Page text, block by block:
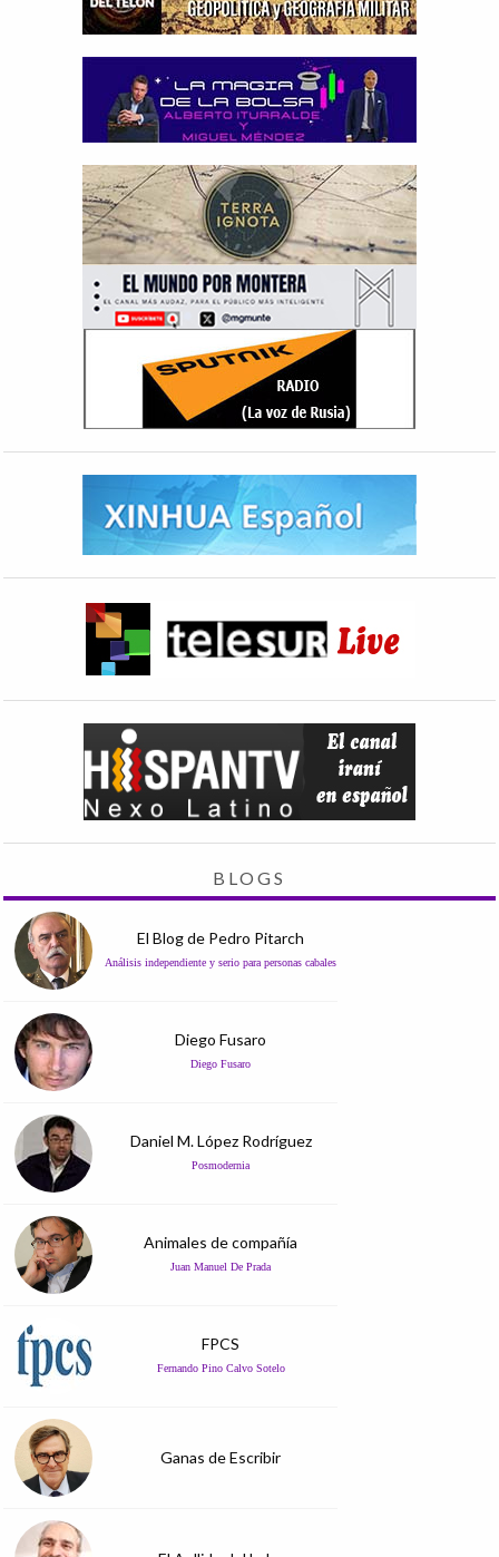
BLOGS
El Blog de Pedro Pitarch
Análisis independiente y serio para personas cabales
Diego Fusaro
Diego Fusaro
Daniel M. López Rodríguez
Posmodernia
Animales de compañía
Juan Manuel De Prada
FPCS
Fernando Pino Calvo Sotelo
Ganas de Escribir